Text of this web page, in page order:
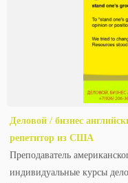
Деловой / бизнес
репетитор из США
Преподаватель
индивидуальные курсы